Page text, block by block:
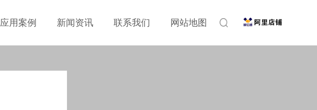
应用案例 新闻资讯 联系我们 网站地图